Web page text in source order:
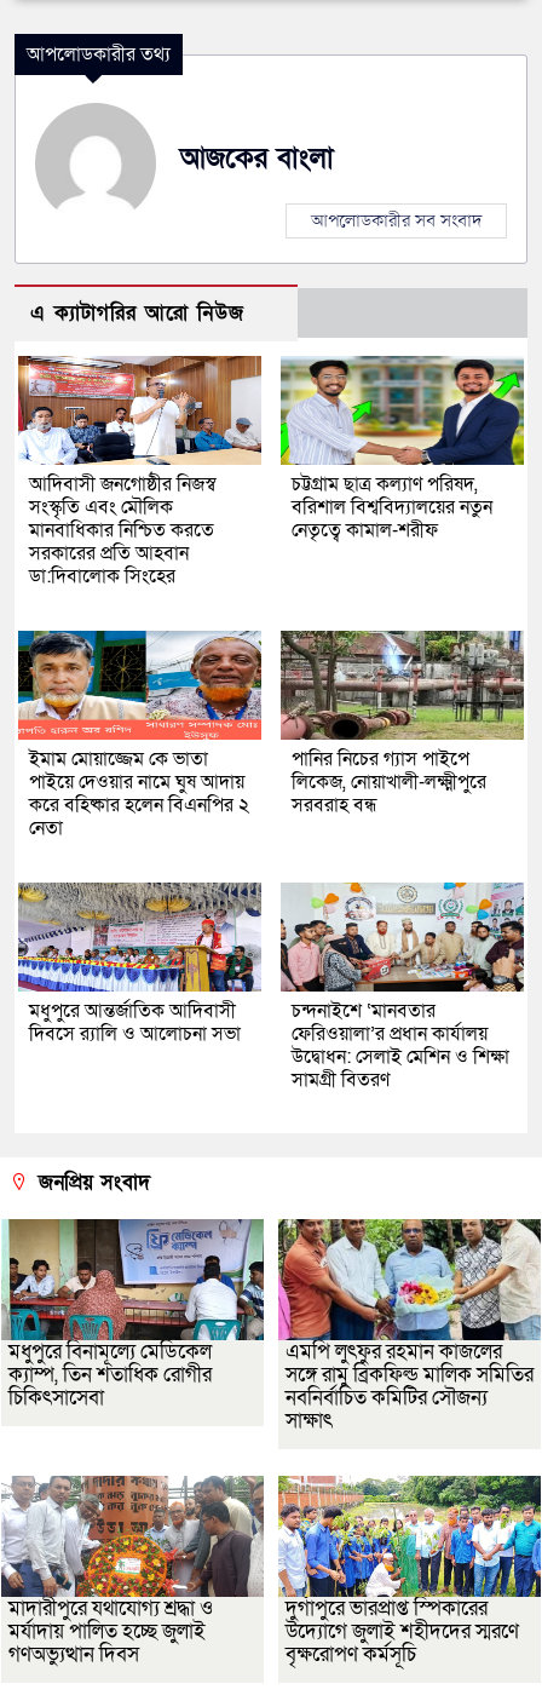
আপলোডকারীর তথ্য
আজকের বাংলা
আপলোডকারীর সব সংবাদ
এ ক্যাটাগরির আরো নিউজ
আদিবাসী জনগোষ্ঠীর নিজস্ব
সংস্কৃতি এবং মৌলিক
মানবাধিকার নিশ্চিত করতে
সরকারের প্রতি আহবান
ডা:দিবালোক সিংহের
চট্টগ্রাম ছাত্র কল্যাণ পরিষদ,
বরিশাল বিশ্ববিদ্যালয়ের নতুন
নেতৃত্বে কামাল-শরীফ
ইমাম মোয়াজ্জেম কে ভাতা
পাইয়ে দেওয়ার নামে ঘুষ আদায়
করে বহিষ্কার হলেন বিএনপির ২
নেতা
পানির নিচের গ্যাস পাইপে
লিকেজ, নোয়াখালী-লক্ষ্মীপুরে
সরবরাহ বন্ধ
মধুপুরে আন্তর্জাতিক আদিবাসী
দিবসে র‍্যালি ও আলোচনা সভা
চন্দনাইশে ‘মানবতার
ফেরিওয়ালা’র প্রধান কার্যালয়
উদ্বোধন: সেলাই মেশিন ও শিক্ষা
সামগ্রী বিতরণ
জনপ্রিয় সংবাদ
মধুপুরে বিনামূল্যে মেডিকেল
ক্যাম্প, তিন শতাধিক রোগীর
চিকিৎসাসেবা
এমপি লুৎফুর রহমান কাজলের
সঙ্গে রামু ব্রিকফিল্ড মালিক সমিতির
নবনির্বাচিত কমিটির সৌজন্য
সাক্ষাৎ
মাদারীপুরে যথাযোগ্য শ্রদ্ধা ও
মর্যাদায় পালিত হচ্ছে জুলাই
গণঅভ্যুত্থান দিবস
দুর্গাপুরে ভারপ্রাপ্ত স্পিকারের
উদ্যোগে জুলাই শহীদদের স্মরণে
বৃক্ষরোপণ কর্মসূচি